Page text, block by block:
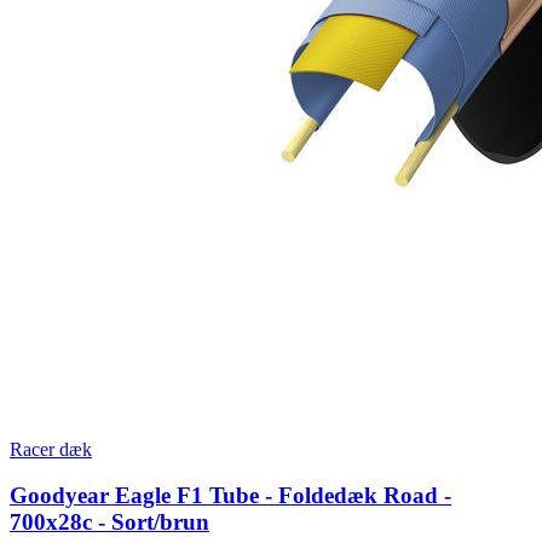
Racer dæk
Goodyear Eagle F1 Tube - Foldedæk Road -
700x28c - Sort/brun